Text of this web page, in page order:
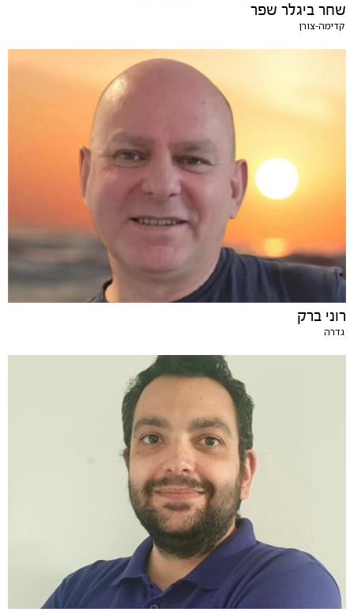
שחר ביגלר שפר
קדימה-צורן
רוני ברק
גדרה